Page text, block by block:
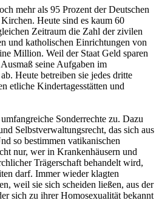
mehr als 95 Prozent der Deutschen
Heute sind es kaum 60
Zeitraum die Zahl der zivilen
und katholischen Einrichtungen von
Million. Weil der Staat Geld sparen
seine Aufgaben im
Heute betreiben sie jedes dritte
etliche Kindertagesstätten und
Sonderrechte zu. Dazu
Selbstverwaltungsrecht, das sich aus
so bestimmen vatikanischen
nur, wer in Krankenhäusern und
Trägerschaft behandelt wird,
darf. Immer wieder klagten
weil sie sich scheiden ließen, aus der
sich zu ihrer Homosexualität bekannt